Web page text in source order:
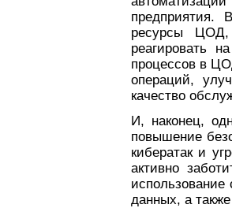
предприятия.
ресурсы ЦОД,
реагировать
процессов в
операций,
качество
И, наконец,
повышение
кибератак и
активно
данных, а